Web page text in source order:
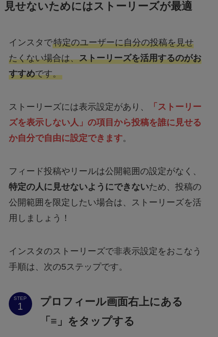
見せないためにはストーリーズが最適
インスタで特定のユーザーに自分の投稿を見せ
たくない場合は、ストーリーズを活用するのがお
すすめです。
ストーリーズには表示設定があり、
「ストーリー
ズを表示しない人」の項目から投稿を誰に見せる
か自分で自由に設定でき ます。
フィード投稿やリールは公開範囲の設定がなく、
特定の人に見せないようにできないため、投稿の
公開範囲を限定したい場合は、ストーリーズを活
用しましょう！
インスタのストーリーズで非表示設定をおこなう
手順は、次の5ステップです。
STEP
プロフィール画面右上にある
「≡」をタップする